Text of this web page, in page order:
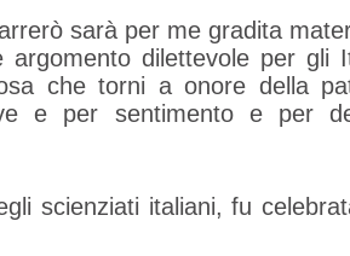
sarà per me gradita
argomento dilettevole per gli
che torni a onore della
e per sentimento e per
scienziati italiani, fu